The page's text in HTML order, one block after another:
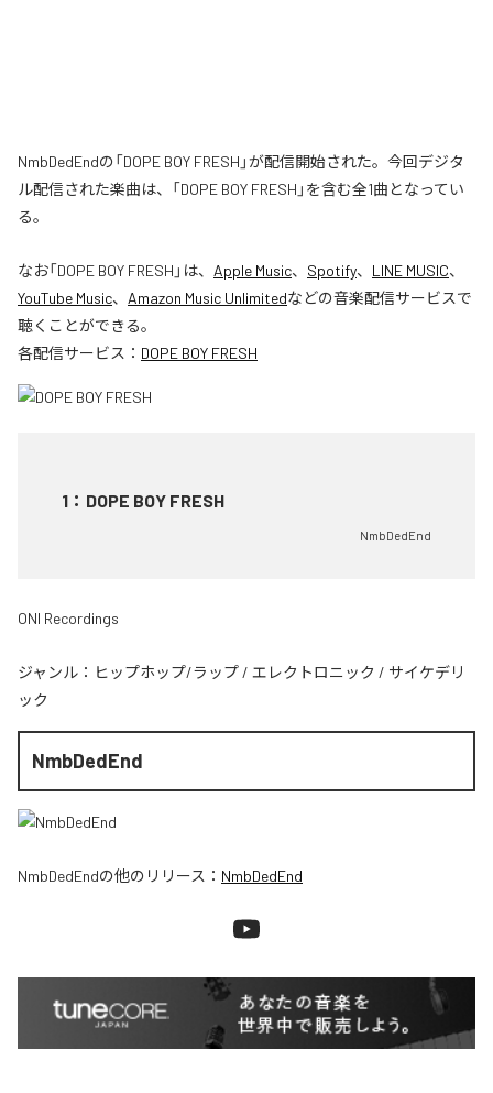
NmbDedEndの「DOPE BOY FRESH」が配信開始された。今回デジタ
ル配信された楽曲は、「DOPE BOY FRESH」を含む全1曲となってい
る。
なお「DOPE BOY FRESH 」は、 Apple Music、 Spotify、 LINE MUSIC、
YouTube Music、 Amazon Music Unlimitedなどの音楽配信サービスで
聴くことができる。
各配信サービス： DOPE BOY FRESH
1 ： DOPE BOY FRESH
NmbDedEnd
ONI Recordings
ジャンル： ヒップホップ/ラップ / エレクトロニック / サイケデリ
ック
NmbDedEnd
NmbDedEndの他のリリース： NmbDedEnd